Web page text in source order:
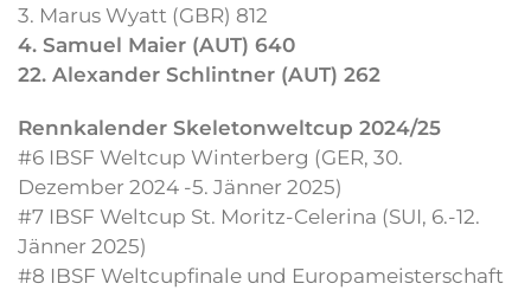
3. Marus Wyatt (GBR) 812
4. Samuel Maier (AUT) 640
22. Alexander Schlintner (AUT) 262
Rennkalender Skeletonweltcup 2024/25
#6 IBSF Weltcup Winterberg (GER, 30.
Dezember 2024 -5. Jänner 2025)
#7 IBSF Weltcup St. Moritz-Celerina (SUI, 6.-12.
Jänner 2025)
#8 IBSF Weltcupfinale und Europameisterschaft